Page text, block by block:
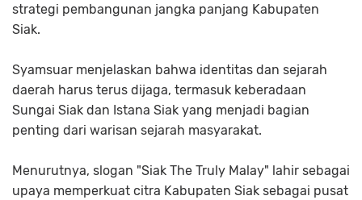
strategi pembangunan jangka panjang Kabupaten
Siak.
Syamsuar menjelaskan bahwa identitas dan sejarah
daerah harus terus dijaga, termasuk keberadaan
Sungai Siak dan Istana Siak yang menjadi bagian
penting dari warisan sejarah masyarakat.
Menurutnya, slogan "Siak The Truly Malay" lahir sebagai
upaya memperkuat citra Kabupaten Siak sebagai pusat